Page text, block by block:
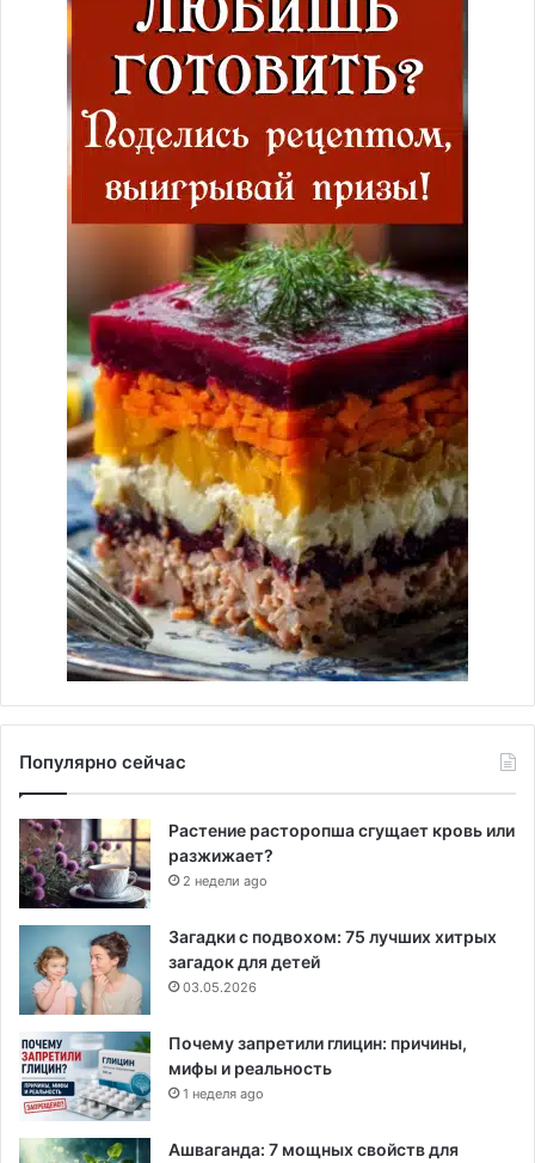
Популярно сейчас
Растение расторопша сгущает кровь или
разжижает?
2 недели ago
Загадки с подвохом: 75 лучших хитрых
загадок для детей
03.05.2026
Почему запретили глицин: причины,
мифы и реальность
1 неделя ago
Ашваганда: 7 мощных свойств для